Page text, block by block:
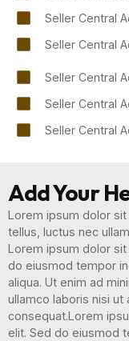
Seller Central
Seller Central
Seller Central
Seller Central
Seller Central
Add Your
Lorem ipsum dolor
tellus, luctus nec
Lorem ipsum dolor
do eiusmod tempor
aliqua. Ut enim ad
ullamco laboris nisi
consequat.Lorem
elit. Sed do eiusmod